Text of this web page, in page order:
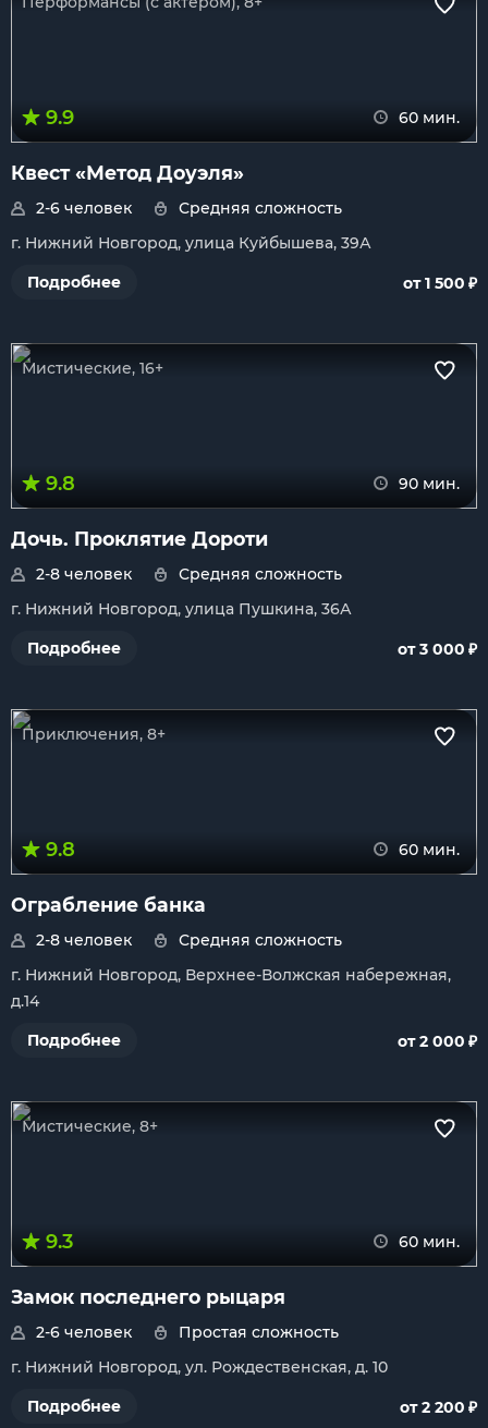
9.9 60 мин.
Квест «Метод Доуэля»
2-6 человек
Средняя сложность
г. Нижний Новгород, улица Куйбышева, 39А
Подробнее
от 1 500 ₽
Мистические, 16+
9.8 90 мин.
Дочь. Проклятие Дороти
2-8 человек
Средняя сложность
г. Нижний Новгород, улица Пушкина, 36А
Подробнее
от 3 000 ₽
Приключения, 8+
9.8 60 мин.
Ограбление банка
2-8 человек
Средняя сложность
г. Нижний Новгород, Верхнее-Волжская набережная,
д.14
Подробнее
от 2 000 ₽
Мистические, 8+
9.3 60 мин.
Замок последнего рыцаря
2-6 человек
Простая сложность
г. Нижний Новгород, ул. Рождественская, д. 10
Подробнее
от 2 200 ₽